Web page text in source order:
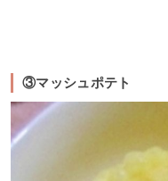
③マッシュポテト